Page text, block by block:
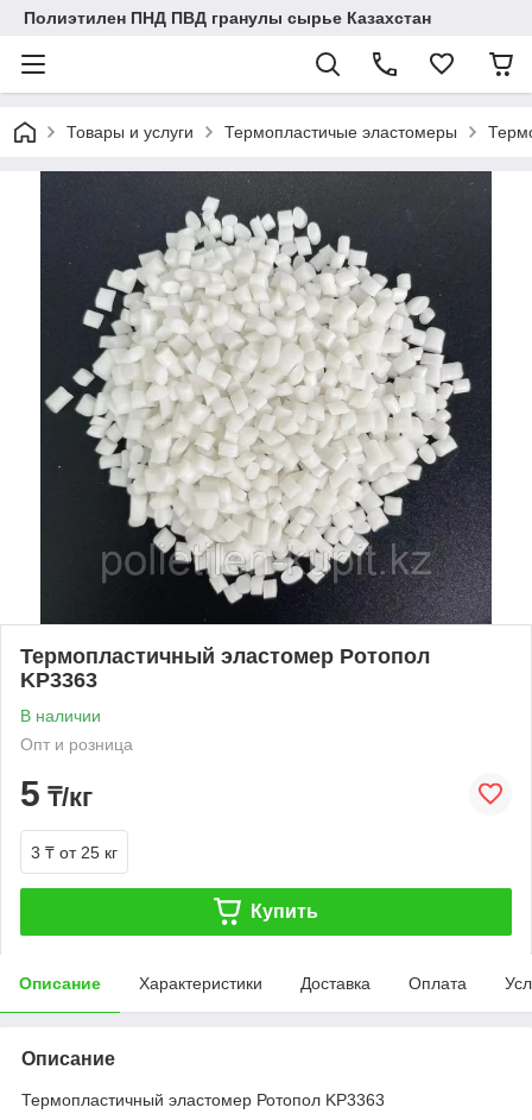
Полиэтилен ПНД ПВД гранулы сырье Казахстан
Товары и услуги Термопластичые эластомеры
Термопластичный эластомер Ротопол
KP3363
В наличии
Опт и розница
5 ₸/кг
3 ₸ от 25 кг
Купить
Описание Характеристики Доставка Оплата
Описание
Термопластичный эластомер Ротопол KP3363